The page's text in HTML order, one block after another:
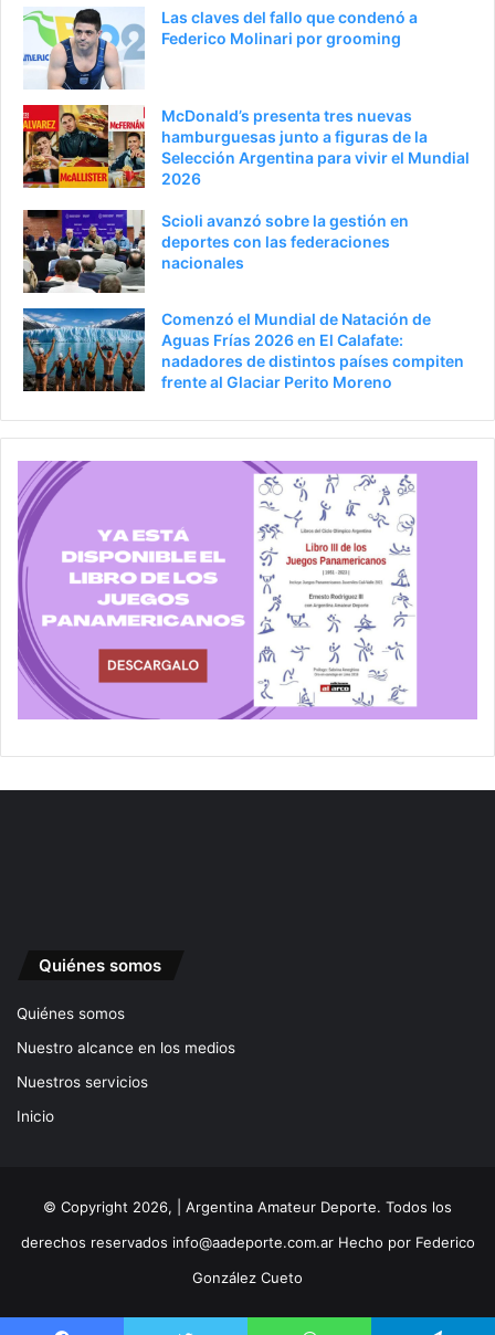
Las claves del fallo que condenó a
Federico Molinari por grooming
McDonald’s presenta tres nuevas
hamburguesas junto a figuras de la
Selección Argentina para vivir el Mundial
2026
Scioli avanzó sobre la gestión en
deportes con las federaciones
nacionales
Comenzó el Mundial de Natación de
Aguas Frías 2026 en El Calafate:
nadadores de distintos países compiten
frente al Glaciar Perito Moreno
Quiénes somos
Quiénes somos
Nuestro alcance en los medios
Nuestros servicios
Inicio
© Copyright 2026, | Argentina Amateur Deporte. Todos los
derechos reservados info@aadeporte.com.arHecho por Federico
González Cueto